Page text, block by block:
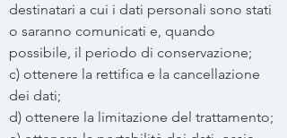
destinatari a cui i dati personali sono stati
o saranno comunicati e, quando
possibile, il periodo di conservazione;
c) ottenere la rettifica e la cancellazione
dei dati;
d) ottenere la limitazione del trattamento;